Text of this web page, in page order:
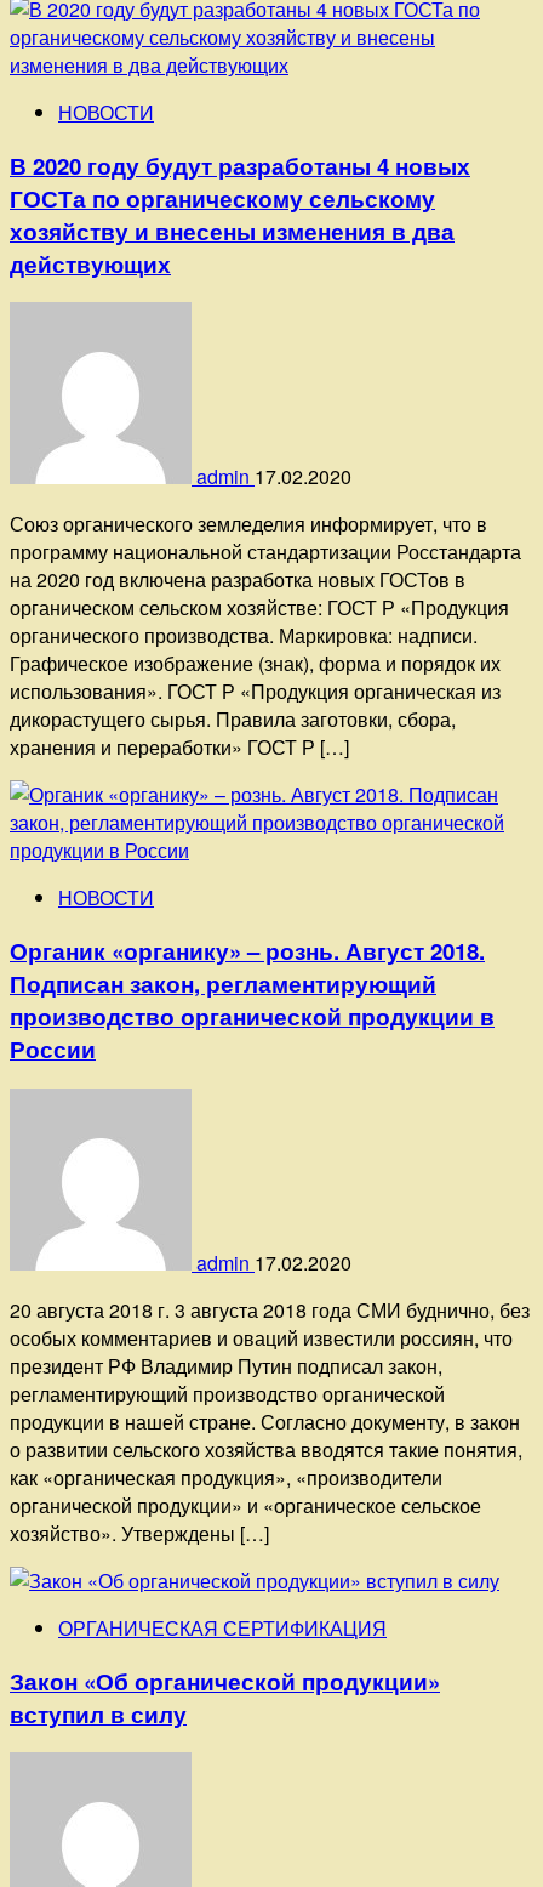
НОВОСТИ
В 2020 году будут разработаны 4 новых
ГОСТа по органическому сельскому
хозяйству и внесены изменения в два
действующих
admin 17.02.2020
Союз органического земледелия информирует, что в
программу национальной стандартизации Росстандарта
на 2020 год включена разработка новых ГОСТов в
органическом сельском хозяйстве: ГОСТ Р «Продукция
органического производства. Маркировка: надписи.
Графическое изображение (знак), форма и порядок их
использования». ГОСТ Р «Продукция органическая из
дикорастущего сырья. Правила заготовки, сбора,
хранения и переработки» ГОСТ Р […]
НОВОСТИ
Органик «органику» – рознь. Август 2018.
Подписан закон, регламентирующий
производство органической продукции в
России
admin 17.02.2020
20 августа 2018 г. 3 августа 2018 года СМИ буднично, без
особых комментариев и оваций известили россиян, что
президент РФ Владимир Путин подписал закон,
регламентирующий производство органической
продукции в нашей стране. Согласно документу, в закон
о развитии сельского хозяйства вводятся такие понятия,
как «органическая продукция», «производители
органической продукции» и «органическое сельское
хозяйство». Утверждены […]
ОРГАНИЧЕСКАЯ СЕРТИФИКАЦИЯ
Закон «Об органической продукции»
вступил в силу